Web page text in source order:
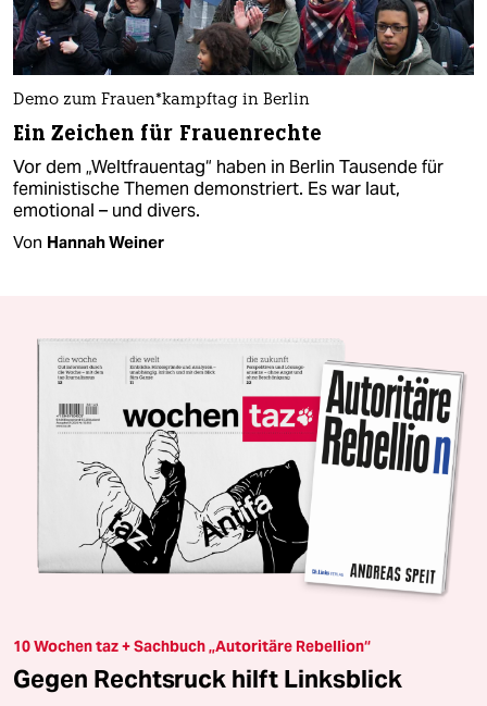
Demo zum Frauen*kampftag in Berlin
Ein Zeichen für Frauenrechte
Vor dem „Weltfrauentag“ haben in Berlin Tausende für
feministische Themen demonstriert. Es war laut,
emotional – und divers.
Von Hannah Weiner
10 Wochen taz + Sachbuch „Autoritäre Rebellion“
Gegen Rechtsruck hilft Linksblick